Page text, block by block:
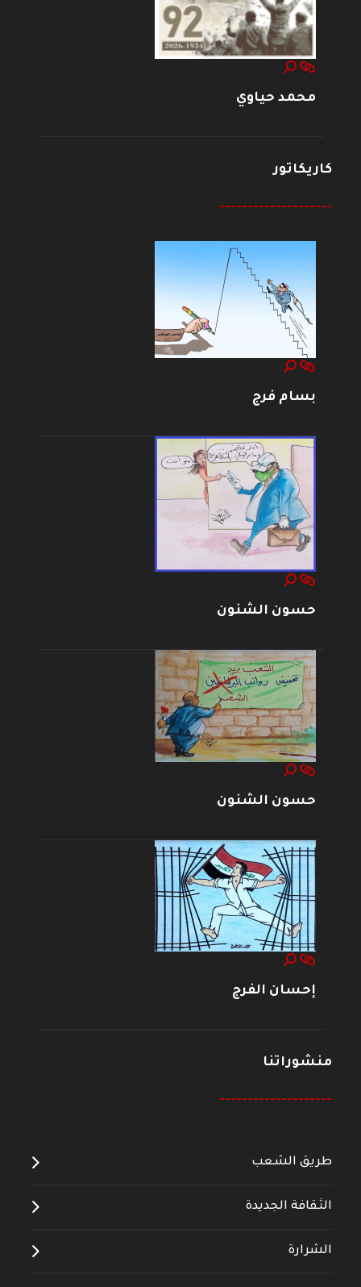
محمد حياوي
كاريكاتور
--------------------
بسام فرج
حسون الشنون
حسون الشنون
إحسان الفرج
منشوراتنا
--------------------
طريق الشعب
الثقافة الجديدة
الشرارة